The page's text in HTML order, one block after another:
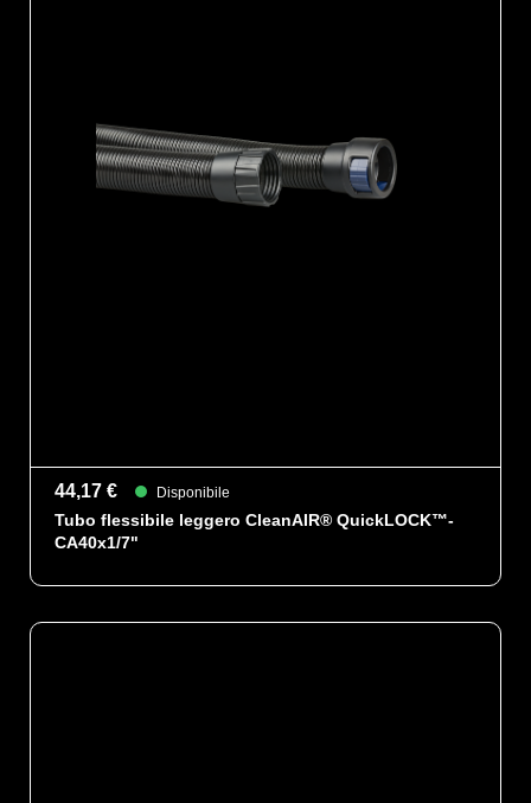
44,17 € Disponibile
Tubo flessibile leggero CleanAIR® QuickLOCK™-
CA40x1/7"